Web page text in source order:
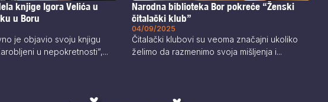
knjige Igora Velića u
u Boru
je objavio svoju knjigu
u nepokretnosti”,...
Narodna biblioteka Bor pokreće “Ženski
čitalački klub”
04/09/2025
Čitalački klubovi su veoma značajni ukoliko
želimo da razmenimo svoja mišljenja i...